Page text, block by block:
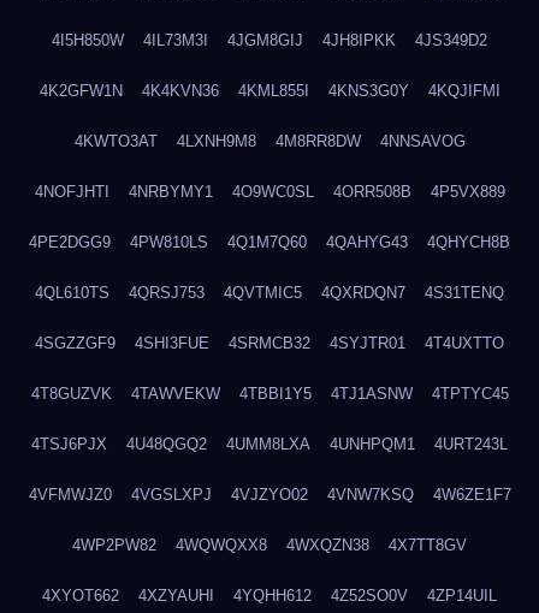
4I5H850W 4IL73M3I 4JGM8GIJ 4JH8IPKK 4JS349D2
4K2GFW1N 4K4KVN36 4KML855I 4KNS3G0Y 4KQJIFMI
4KWTO3AT 4LXNH9M8 4M8RR8DW 4NNSAVOG
4NOFJHTI 4NRBYMY1 4O9WC0SL 4ORR508B 4P5VX889
4PE2DGG9 4PW810LS 4Q1M7Q60 4QAHYG43 4QHYCH8B
4QL610TS 4QRSJ753 4QVTMIC5 4QXRDQN7 4S31TENQ
4SGZZGF9 4SHI3FUE 4SRMCB32 4SYJTR01 4T4UXTTO
4T8GUZVK 4TAWVEKW 4TBBI1Y5 4TJ1ASNW 4TPTYC45
4TSJ6PJX 4U48QGQ2 4UMM8LXA 4UNHPQM1 4URT243L
4VFMWJZ0 4VGSLXPJ 4VJZYO02 4VNW7KSQ 4W6ZE1F7
4WP2PW82 4WQWQXX8 4WXQZN38 4X7TT8GV
4XYOT662 4XZYAUHI 4YQHH612 4Z52SO0V 4ZP14UIL